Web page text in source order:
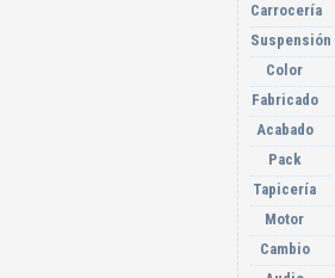
Carrocería
Suspensión
Color
Fabricado
Acabado
Pack
Tapicería
Motor
Cambio